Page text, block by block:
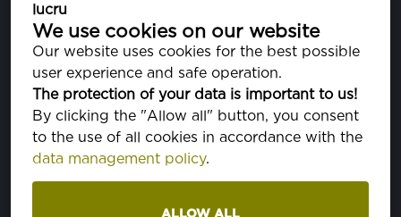
lucru
We use cookies on our website
Our website uses cookies for the best possible
user experience and safe operation.
The protection of your data is important to us!
By clicking the "Allow all" button, you consent
to the use of all cookies in accordance with the
data management policy.
ALLOW ALL
PROPRIETĂȚI
COMPOZIȚIE
poliester65% bumbac35%